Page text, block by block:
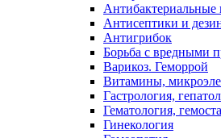
Антисептики и
Антигрибок
Борьба с вредными
Варикоз. Геморрой
Витамины,
Гастрология,
Гематология,
Гинекология